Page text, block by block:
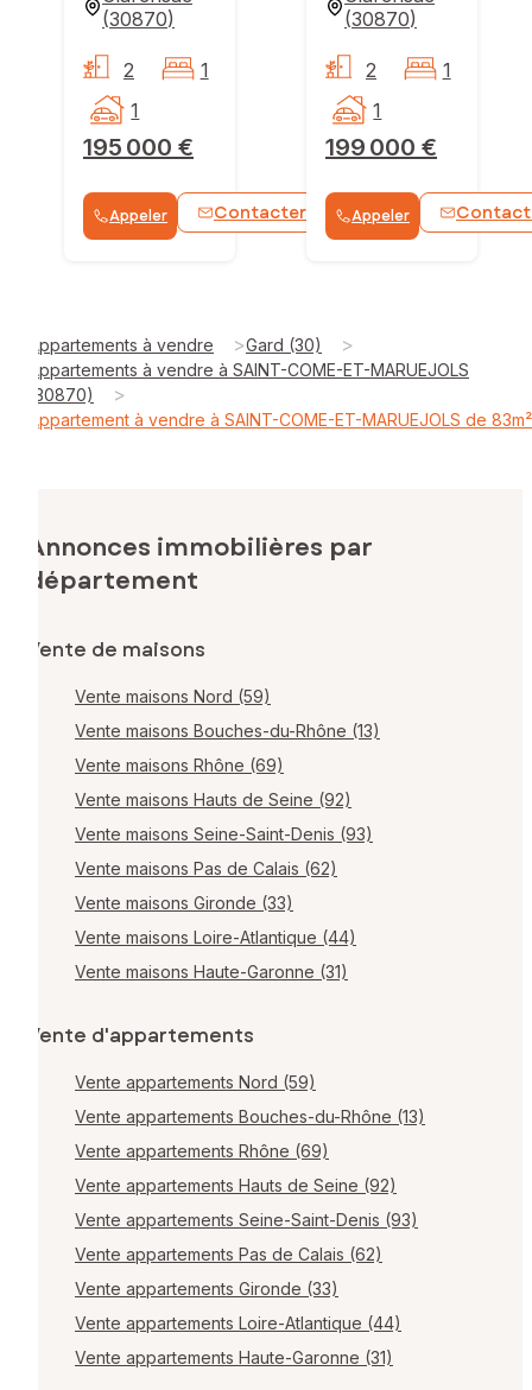
(30870)
195 000 €
2
1
1
Appeler Contacter WhatsApp
(30870)
199 000 €
2
1
1
Appeler
Appartements à vendre >Gard (30) >
Appartements à vendre à SAINT-COME-ET-MARUEJOLS
(30870)
>
Appartement à vendre à SAINT-COME-ET-MARUEJOLS de 83m²
Annonces immobilières par
département
Vente de maisons
Vente maisons Nord (59)
Vente maisons Bouches-du-Rhône (13)
Vente maisons Rhône (69)
Vente maisons Hauts de Seine (92)
Vente maisons Seine-Saint-Denis (93)
Vente maisons Pas de Calais (62)
Vente maisons Gironde (33)
Vente maisons Loire-Atlantique (44)
Vente maisons Haute-Garonne (31)
Vente d'appartements
Vente appartements Nord (59)
Vente appartements Bouches-du-Rhône (13)
Vente appartements Rhône (69)
Vente appartements Hauts de Seine (92)
Vente appartements Seine-Saint-Denis (93)
Vente appartements Pas de Calais (62)
Vente appartements Gironde (33)
Vente appartements Loire-Atlantique (44)
Vente appartements Haute-Garonne (31)